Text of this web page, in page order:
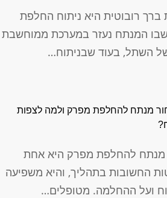
רובוטית היא ניתוח החלפת
המנתח נעזר במערכת ממוחשבת
של השתל, בעוד שבניתוח…
מנתח להחלפת מפרק ולמה לצפות
מנתח להחלפת מפרק היא אחת
החשובות בתהליך, והיא משפיעה
ועל ההחלמה. מטופלים…